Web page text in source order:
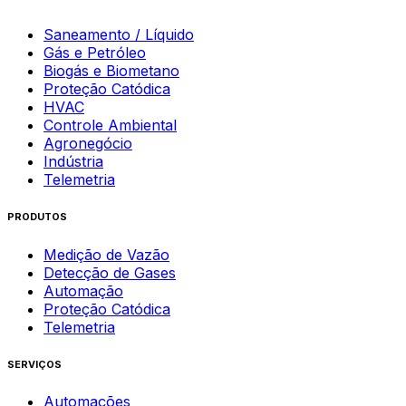
Saneamento / Líquido
Gás e Petróleo
Biogás e Biometano
Proteção Catódica
HVAC
Controle Ambiental
Agronegócio
Indústria
Telemetria
PRODUTOS
Medição de Vazão
Detecção de Gases
Automação
Proteção Catódica
Telemetria
SERVIÇOS
Automações